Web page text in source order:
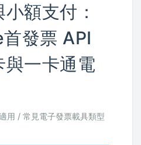
額支付：
發票 API
與一卡通電
用 / 常見電子發票載具類型